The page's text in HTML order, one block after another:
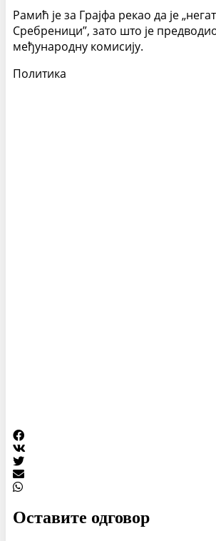
Рамић је за Грајфа рекао да је
Сребреници”, зато што је
међународну комисију.
Политика
Оставите одговор